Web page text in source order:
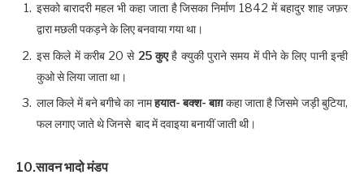
इसको बारादरी महल भी कहा जाता है जिसका निर्माण 1842 में बहादुर शाह जफ़र
द्वारा मछली पकड़ने के लिए बनवाया गया था।
इस किले में करीब 20 से 25 कुएहै क्युकी पुराने समय में पीने के लिए पानी इन्ही
कुओ से लिया जाता था।
लाल किले में बने बगीचे का नामहयात- बक्श- बाग़कहा जाता है जिसमे जड़ी बुटिया,
फल लगाए जाते थे जिनसे बाद में दवाइया बनायीं जाती थी।
10.सावन भादो मंडप